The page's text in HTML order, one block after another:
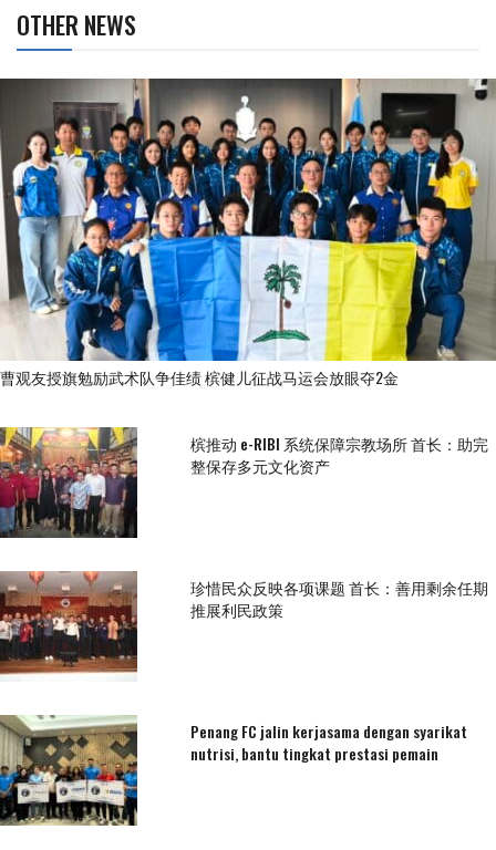
OTHER NEWS
曹观友授旗勉励武术队争佳绩 槟健儿征战马运会放眼夺2金
槟推动 e-RIBI 系统保障宗教场所 首长：助完
整保存多元文化资产
珍惜民众反映各项课题 首长：善用剩余任期
推展利民政策
Penang FC jalin kerjasama dengan syarikat
nutrisi, bantu tingkat prestasi pemain